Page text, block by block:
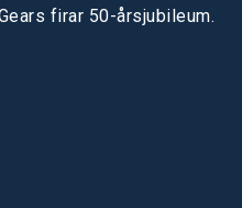
firar 50-årsjubileum.